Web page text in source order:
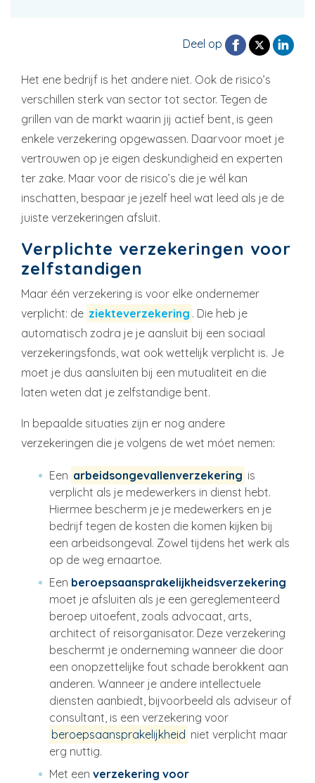
Deel op
Het ene bedrijf is het andere niet. Ook de risico’s
verschillen sterk van sector tot sector. Tegen de
grillen van de markt waarin jij actief bent, is geen
enkele verzekering opgewassen. Daarvoor moet je
vertrouwen op je eigen deskundigheid en experten
ter zake. Maar voor de risico’s die je wél kan
inschatten, bespaar je jezelf heel wat leed als je de
juiste verzekeringen afsluit.
Verplichte verzekeringen voor
zelfstandigen
Maar één verzekering is voor elke ondernemer
verplicht: de ziekteverzekering . Die heb je
automatisch zodra je je aansluit bij een sociaal
verzekeringsfonds, wat ook wettelijk verplicht is. Je
moet je dus aansluiten bij een mutualiteit en die
laten weten dat je zelfstandige bent.
In bepaalde situaties zijn er nog andere
verzekeringen die je volgens de wet móet nemen:
Een arbeidsongevallenverzekering is
verplicht als je medewerkers in dienst hebt.
Hiermee bescherm je je medewerkers en je
bedrijf tegen de kosten die komen kijken bij
een arbeidsongeval. Zowel tijdens het werk als
op de weg ernaartoe.
Een beroepsaansprakelijkheidsverzekering
moet je afsluiten als je een gereglementeerd
beroep uitoefent, zoals advocaat, arts,
architect of reisorganisator. Deze verzekering
beschermt je onderneming wanneer die door
een onopzettelijke fout schade berokkent aan
anderen. Wanneer je andere intellectuele
diensten aanbiedt, bijvoorbeeld als adviseur of
consultant, is een verzekering voor
beroepsaansprakelijkheid niet verplicht maar
erg nuttig.
Met een verzekering voor